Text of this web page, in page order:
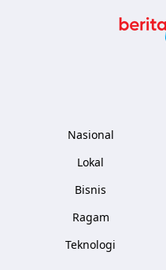
Nasional
Lokal
Bisnis
Ragam
Teknologi